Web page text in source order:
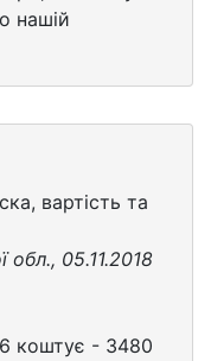
нашій
вартість та
обл., 05.11.2018
коштує - 3480